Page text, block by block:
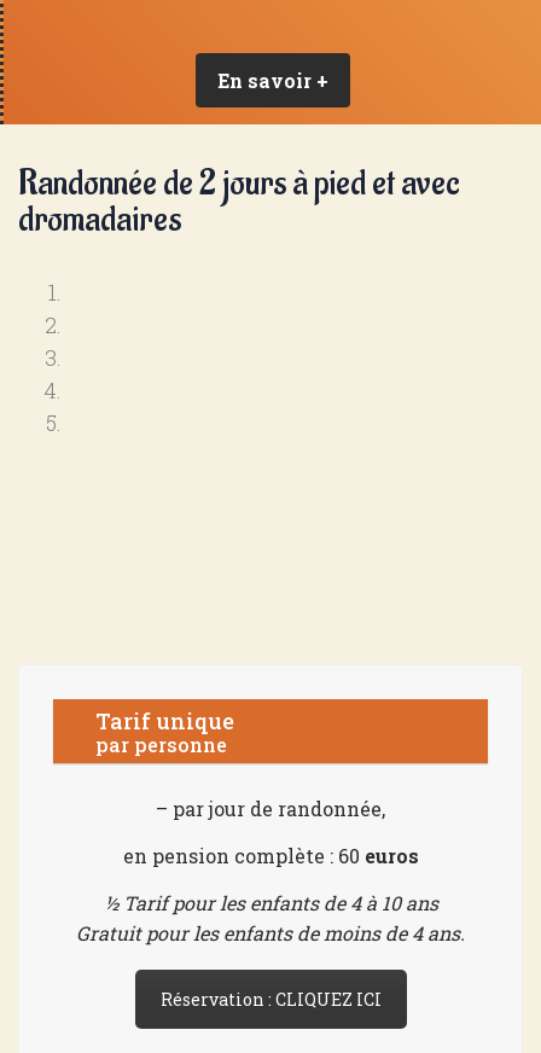
En savoir +
Randonnée de 2 jours à pied et avec
dromadaires
Tarif unique
par personne
– par jour de randonnée,
en pension complète : 60 euros
½ Tarif pour les enfants de 4 à 10 ans
Gratuit pour les enfants de moins de 4 ans.
Réservation : CLIQUEZ ICI